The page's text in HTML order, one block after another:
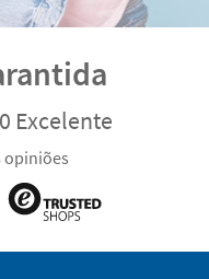
Excelente
opiniões